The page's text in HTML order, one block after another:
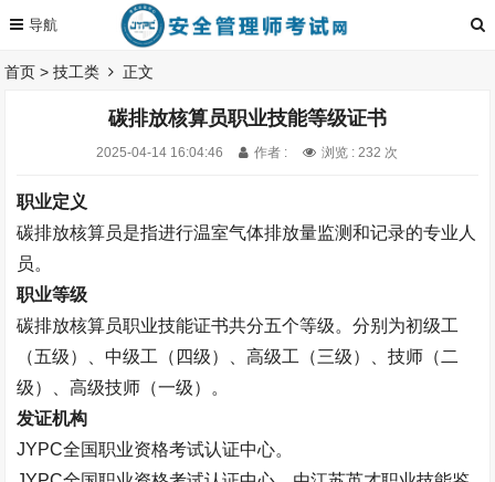
首页 >技工类 正文
碳排放核算员职业技能等级证书
2025-04-14 16:04:46 作者 : 浏览 : 232 次
职业定义
碳排放核算员是指进行温室气体排放量监测和记录的专业人
员。
职业等级
碳排放核算员职业技能证书共分五个等级。分别为初级工
（五级）、中级工（四级）、高级工（三级）、技师（二
级）、高级技师（一级）。
发证机构
JYPC全国职业资格考试认证中心。